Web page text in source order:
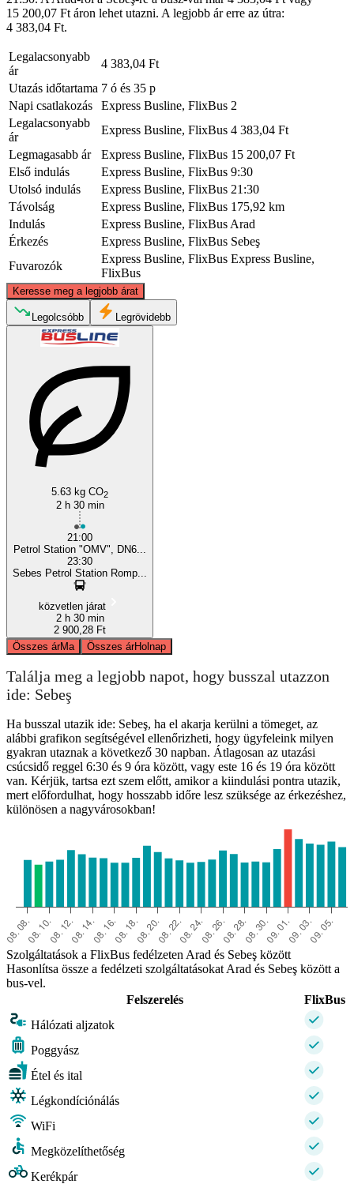
15 200,07 Ft áron lehet utazni. A legjobb ár erre az útra:
4 383,04 Ft.
Legalacsonyabb
ár
4 383,04 Ft
Utazás időtartama 7 ó és 35 p
Napi csatlakozás
Express Busline, FlixBus 2
Legalacsonyabb
ár
Express Busline, FlixBus 4 383,04 Ft
Legmagasabb ár
Express Busline, FlixBus 15 200,07 Ft
Első indulás
Express Busline, FlixBus 9:30
Utolsó indulás
Express Busline, FlixBus 21:30
Távolság
Express Busline, FlixBus 175,92 km
Indulás
Express Busline, FlixBus Arad
Érkezés
Express Busline, FlixBus Sebeş
Fuvarozók
Express Busline, FlixBus Express Busline,
FlixBus
Keresse meg a legjobb árat
Legolcsóbb Legrövidebb
5.63 kg CO2
2 h 30 min
21:00
Petrol Station "OMV", DN6...
23:30
Sebes Petrol Station Romp...
közvetlen járat
2 h 30 min
2 900,28 Ft
Összes árMa Összes árHolnap
Találja meg a legjobb napot, hogy busszal utazzon
ide: Sebeş
Ha busszal utazik ide: Sebeş, ha el akarja kerülni a tömeget, az
alábbi grafikon segítségével ellenőrizheti, hogy ügyfeleink milyen
gyakran utaznak a következő 30 napban. Átlagosan az utazási
csúcsidő reggel 6:30 és 9 óra között, vagy este 16 és 19 óra között
van. Kérjük, tartsa ezt szem előtt, amikor a kiindulási pontra utazik,
mert előfordulhat, hogy hosszabb időre lesz szüksége az érkezéshez,
különösen a nagyvárosokban!
Szolgáltatások a FlixBus fedélzeten Arad és Sebeş között
Hasonlítsa össze a fedélzeti szolgáltatásokat Arad és Sebeş között a
bus-vel.
Felszerelés
FlixBus
Hálózati aljzatok
Poggyász
Étel és ital
Légkondíciónálás
WiFi
Megközelíthetőség
Kerékpár